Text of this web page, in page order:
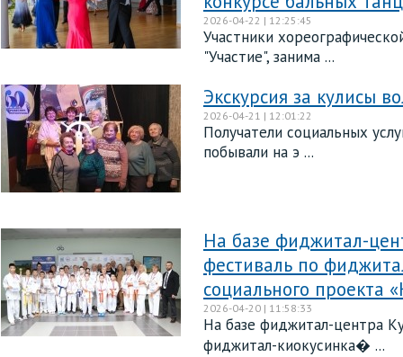
2026-04-22 | 12:25:45
Участники
"Участие", занима ...
Экскурсия за кулисы
2026-04-21 | 12:01:22
Получатели социальных
побывали на э ...
На базе фиджитал-
фестиваль по
социального проекта
2026-04-20 | 11:58:33
На базе фиджитал-центра
фиджитал-киокусинка� ...